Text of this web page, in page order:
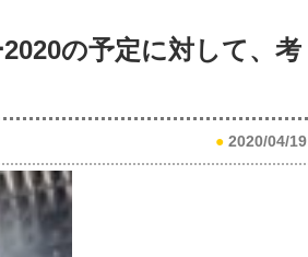
の予定に対して、考
● 2020/04/19